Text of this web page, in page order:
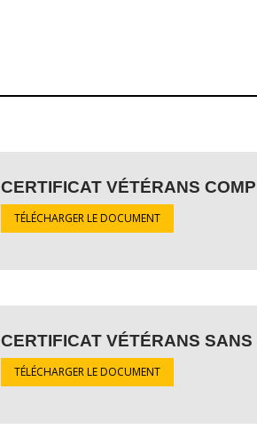
CERTIFICAT VÉTÉRANS
TÉLÉCHARGER LE DOCUMENT
CERTIFICAT VÉTÉRANS
TÉLÉCHARGER LE DOCUMENT